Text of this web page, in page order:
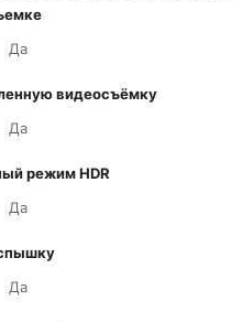
Да
видеосъёмку
Да
режим HDR
Да
Да